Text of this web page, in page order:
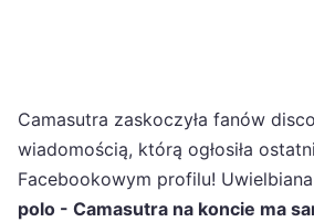
Camasutra zaskoczyła fanów
wiadomością, którą ogłosiła
Facebookowym profilu! Uwielbiana
polo - Camasutra na koncie ma